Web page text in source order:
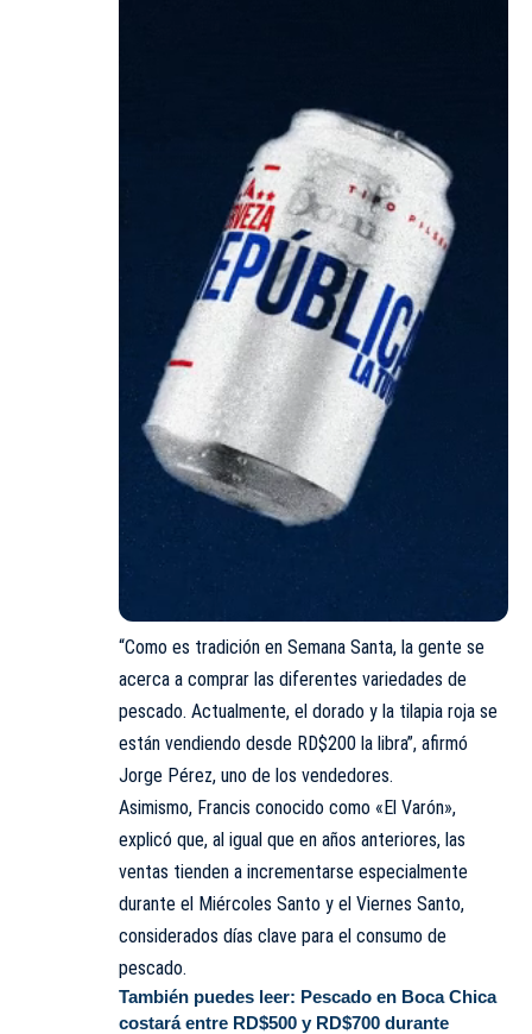
“Como es tradición en Semana Santa, la gente se
acerca a comprar las diferentes variedades de
pescado. Actualmente, el dorado y la tilapia roja se
están vendiendo desde RD$200 la libra”, afirmó
Jorge Pérez, uno de los vendedores.
Asimismo, Francis conocido como «El Varón»,
explicó que, al igual que en años anteriores, las
ventas tienden a incrementarse especialmente
durante el Miércoles Santo y el Viernes Santo,
considerados días clave para el consumo de
pescado.
También puedes leer: Pescado en Boca Chica
costará entre RD$500 y RD$700 durante